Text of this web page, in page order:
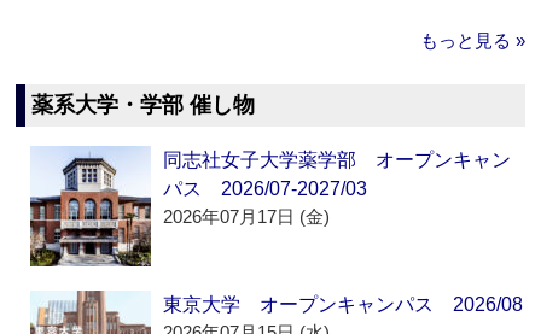
もっと見る »
薬系大学・学部 催し物
同志社女子大学薬学部 オープンキャン
パス 2026/07-2027/03
2026年07月17日 (金)
東京大学 オープンキャンパス 2026/08